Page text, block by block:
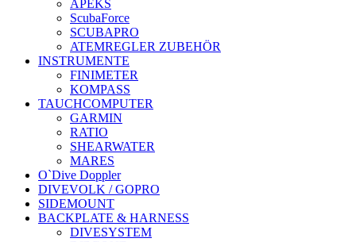
APEKS
ScubaForce
SCUBAPRO
ATEMREGLER ZUBEHÖR
INSTRUMENTE
FINIMETER
KOMPASS
TAUCHCOMPUTER
GARMIN
RATIO
SHEARWATER
MARES
O`Dive Doppler
DIVEVOLK / GOPRO
SIDEMOUNT
BACKPLATE & HARNESS
DIVESYSTEM